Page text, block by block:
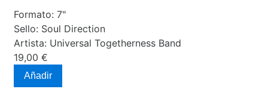
Formato: 7"
Sello: Soul Direction
Artista: Universal Togetherness Band
19,00 €
Añadir